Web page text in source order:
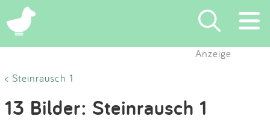
×
Eintragen
Anzeige
< Steinrausch 1
13 Bilder: Steinrausch 1